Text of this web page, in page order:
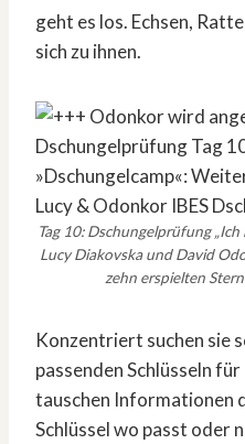
geht es los. Echsen,
sich zu ihnen.
Tag 10: Dschungelprüfung
Lucy Diakovska und David
zehn erspielten
Konzentriert suchen sie
passenden Schlüsseln
tauschen Informationen
Schlüssel wo passt oder